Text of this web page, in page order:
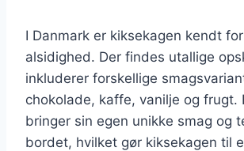
I Danmark er kiksekagen kendt
alsidighed. Der findes utallige
inkluderer forskellige
chokolade, kaffe, vanilje og frugt.
bringer sin egen unikke smag og
bordet, hvilket gør kiksekagen til